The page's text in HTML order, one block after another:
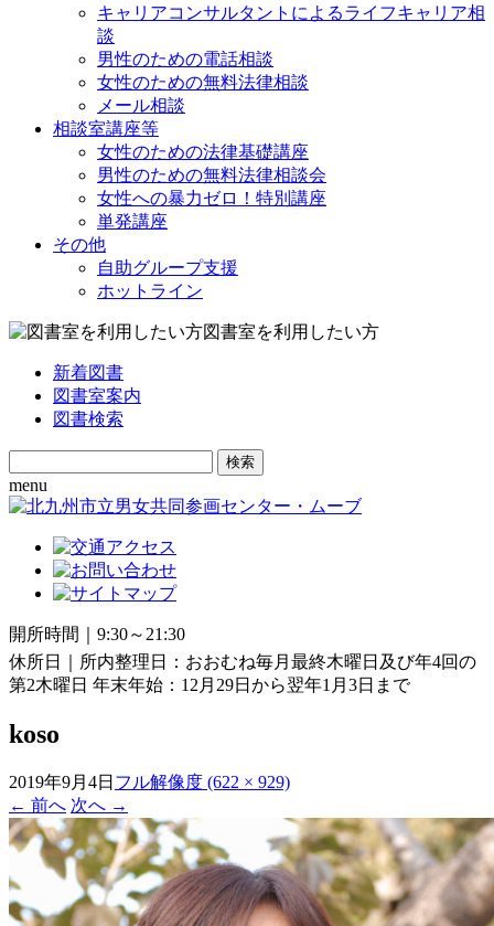
キャリアコンサルタントによるライフキャリア相
談
男性のための電話相談
女性のための無料法律相談
メール相談
相談室講座等
女性のための法律基礎講座
男性のための無料法律相談会
女性への暴力ゼロ！特別講座
単発講座
その他
自助グループ支援
ホットライン
図書室を利用したい方
新着図書
図書室案内
図書検索
Search
for:
menu
開所時間｜9:30～21:30
休所日｜所内整理日：おおむね毎月最終木曜日及び年4回の
第2木曜日 年末年始：12月29日から翌年1月3日まで
koso
2019年9月4日 フル解像度 (622 × 929)
← 前へ 次へ →